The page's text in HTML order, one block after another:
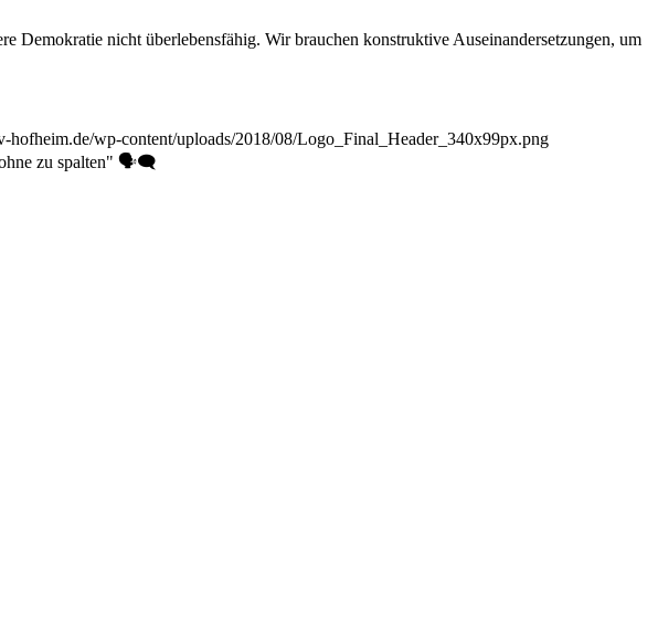
nicht überlebensfähig. Wir brauchen konstruktive Auseinandersetzungen, um
hofheim.de/wp-content/uploads/2018/08/Logo_Final_Header_340x99px.png
ohne zu spalten" 🗣🗨